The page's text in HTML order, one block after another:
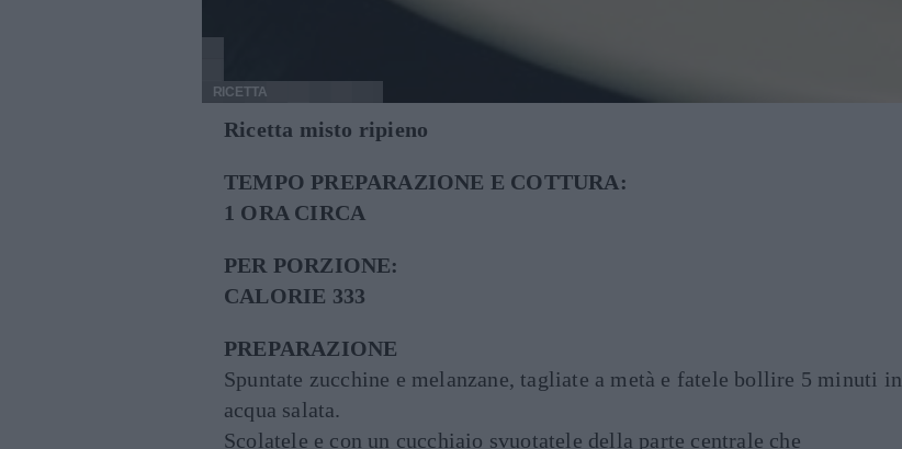
RICETTA
Ricetta misto ripieno
TEMPO PREPARAZIONE E COTTURA:
1 ORA CIRCA
PER PORZIONE:
CALORIE 333
PREPARAZIONE
Spuntate zucchine e melanzane, tagliate a metà e fatele bollire 5 minuti in
acqua salata.
Scolatele e con un cucchiaio svuotatele della parte centrale che